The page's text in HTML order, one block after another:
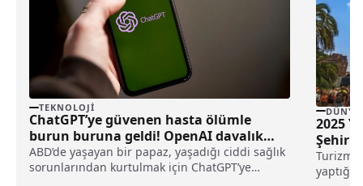
TEKNOLOJI
ChatGPT’ye güvenen hasta ölümle
burun buruna geldi! OpenAI davalık
oldu
ABD’de yaşayan bir papaz, yaşadığı ciddi sağlık
sorunlarından kurtulmak için ChatGPT’ye
DÜNYA
2025
Turizm
yaptığı